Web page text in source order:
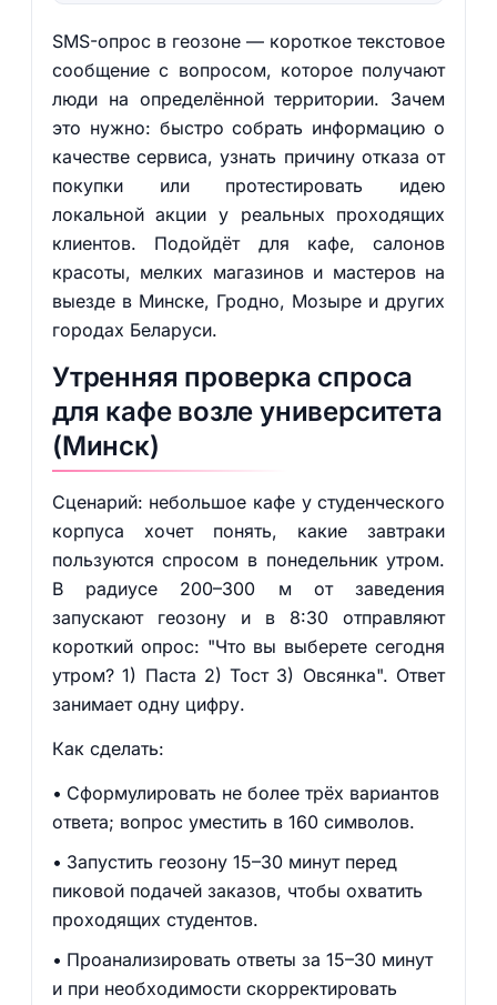
SMS-опрос в геозоне — короткое текстовое
сообщение с вопросом, которое получают
люди на определённой территории. Зачем
это нужно: быстро собрать информацию о
качестве сервиса, узнать причину отказа от
покупки или протестировать идею
локальной акции у реальных проходящих
клиентов. Подойдёт для кафе, салонов
красоты, мелких магазинов и мастеров на
выезде в Минске, Гродно, Мозыре и других
городах Беларуси.
Утренняя проверка спроса
для кафе возле университета
(Минск)
Сценарий: небольшое кафе у студенческого
корпуса хочет понять, какие завтраки
пользуются спросом в понедельник утром.
В радиусе 200–300 м от заведения
запускают геозону и в 8:30 отправляют
короткий опрос: "Что вы выберете сегодня
утром? 1) Паста 2) Тост 3) Овсянка". Ответ
занимает одну цифру.
Как сделать:
Сформулировать не более трёх вариантов
ответа; вопрос уместить в 160 символов.
Запустить геозону 15–30 минут перед
пиковой подачей заказов, чтобы охватить
проходящих студентов.
Проанализировать ответы за 15–30 минут
и при необходимости скорректировать